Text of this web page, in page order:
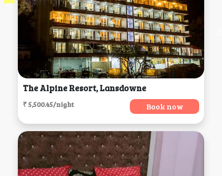
The Alpine Resort, Lansdowne
₹ 5,500.45/night Book now